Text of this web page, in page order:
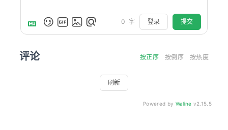
0 字 登录 提交
评论 按正序 按倒序 按热度
刷新
Powered by Waline v2.15.5